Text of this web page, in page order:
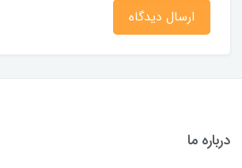
ارسال دیدگاه
درباره ما